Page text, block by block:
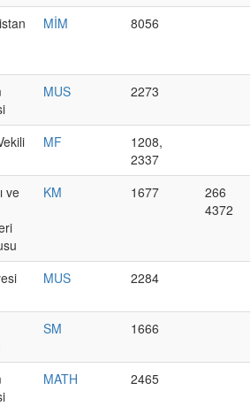
MİM 8056
MUS 2273
MF
1208,
2337
ve
KM 1677
266
4372
MUS 2284
SM 1666
MATH 2465